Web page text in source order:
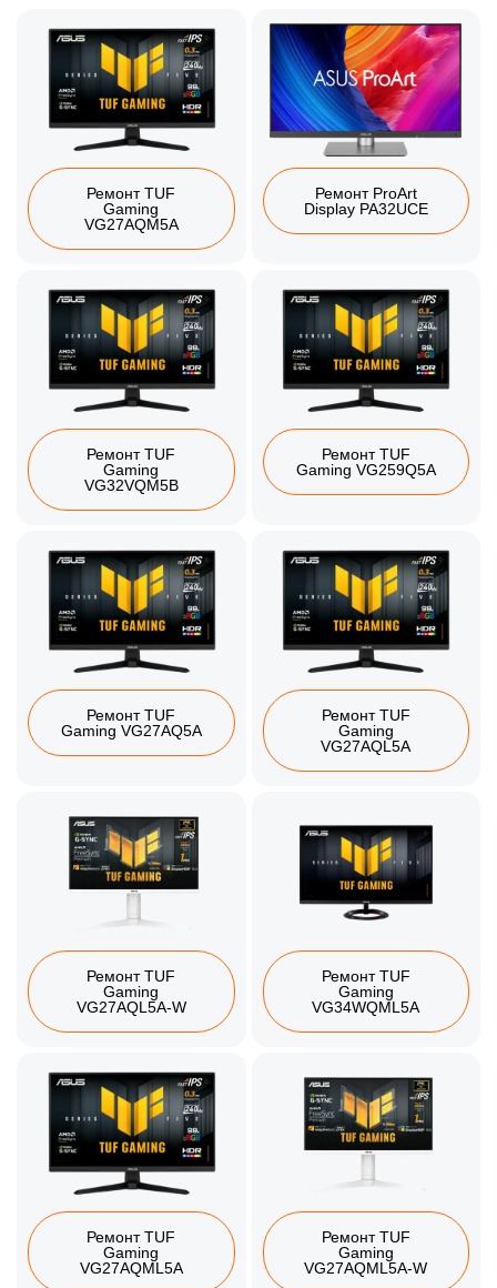
Ремонт TUF
Gaming
VG27AQM5A
Ремонт ProArt
Display PA32UCE
Ремонт TUF
Gaming
VG32VQM5B
Ремонт TUF
Gaming VG259Q5A
Ремонт TUF
Gaming VG27AQ5A
Ремонт TUF
Gaming
VG27AQL5A
Ремонт TUF
Gaming
VG27AQL5A-W
Ремонт TUF
Gaming
VG34WQML5A
Ремонт TUF
Gaming
VG27AQML5A
Ремонт TUF
Gaming
VG27AQML5A-W